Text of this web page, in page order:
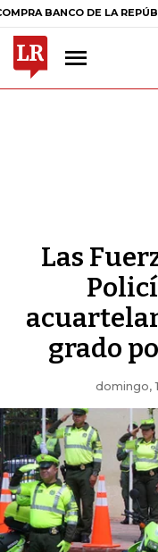
DE LA REPÚBLICA $
Las
grado
domingo,